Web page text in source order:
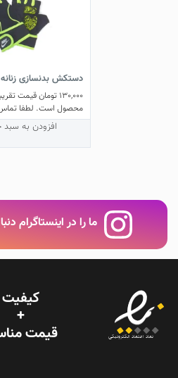
دستکش بدنسازی زنانه DK-14
130,000 تومانقیمت
محصول است. لطفا تماس
افزودن به سبد
ما را در اینستاگرام
نماد اعتماد الکترونیکی
کیفیت
+
قیمت‌